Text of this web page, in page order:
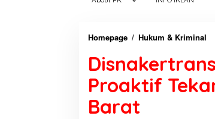
Homepage / Hukum & Kriminal
s
a
Proaktif
Barat